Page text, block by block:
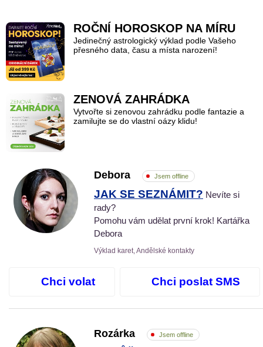
ROČNÍ HOROSKOP NA MÍRU
Jedinečný astrologický výklad podle Vašeho
přesného data, času a místa narození!
ZENOVÁ ZAHRÁDKA
Vytvořte si zenovou zahrádku podle fantazie a
zamilujte se do vlastní oázy klidu!
Debora Jsem offline
JAK SE SEZNÁMIT? Nevíte si
rady?
Pomohu vám udělat první krok! Kartářka
Debora
Výklad karet, Andělské kontakty
Chci volat Chci poslat SMS
Rozárka Jsem offline